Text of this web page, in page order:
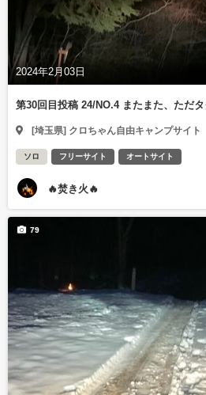
2024年2月03日
第30回目投稿 24/NO.4 またまた、ただ
[埼玉県] クロちゃん自由キャンプサイト
ソロ フリーサイト オートサイト
🔥焚き火🔥
79